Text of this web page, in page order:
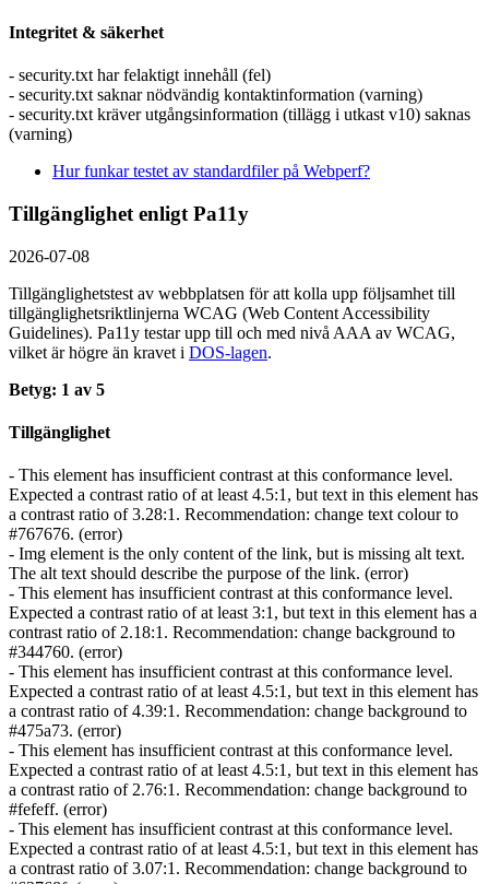
Integritet & säkerhet
- security.txt har felaktigt innehåll (fel)
- security.txt saknar nödvändig kontaktinformation (varning)
- security.txt kräver utgångsinformation (tillägg i utkast v10) saknas
(varning)
Hur funkar testet av standardfiler på Webperf?
Tillgänglighet enligt Pa11y
2026-07-08
Tillgänglighetstest av webbplatsen för att kolla upp följsamhet till
tillgänglighets­riktlinjerna WCAG (Web Content Accessibility
Guidelines). Pa11y testar upp till och med nivå AAA av WCAG,
vilket är högre än kravet i DOS-lagen.
Betyg: 1 av 5
Tillgänglighet
- This element has insufficient contrast at this conformance level.
Expected a contrast ratio of at least 4.5:1, but text in this element has
a contrast ratio of 3.28:1. Recommendation: change text colour to
#767676. (error)
- Img element is the only content of the link, but is missing alt text.
The alt text should describe the purpose of the link. (error)
- This element has insufficient contrast at this conformance level.
Expected a contrast ratio of at least 3:1, but text in this element has a
contrast ratio of 2.18:1. Recommendation: change background to
#344760. (error)
- This element has insufficient contrast at this conformance level.
Expected a contrast ratio of at least 4.5:1, but text in this element has
a contrast ratio of 4.39:1. Recommendation: change background to
#475a73. (error)
- This element has insufficient contrast at this conformance level.
Expected a contrast ratio of at least 4.5:1, but text in this element has
a contrast ratio of 2.76:1. Recommendation: change background to
#fefeff. (error)
- This element has insufficient contrast at this conformance level.
Expected a contrast ratio of at least 4.5:1, but text in this element has
a contrast ratio of 3.07:1. Recommendation: change background to